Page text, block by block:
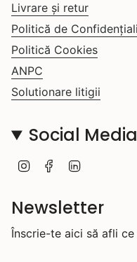
Livrare și retur
Politică de
Politică Cookies
ANPC
Solutionare litigii
Social Media
a
r
e
b
o
k
e
i
Newsletter
Înscrie-te aici să afli